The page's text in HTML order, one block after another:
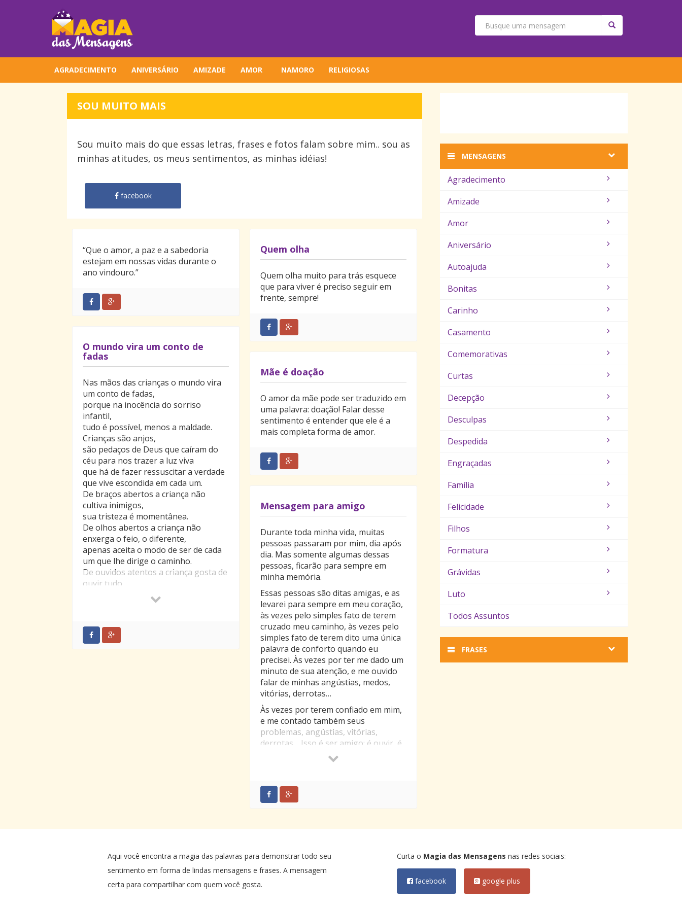
AGRADECIMENTO ANIVERSÁRIO AMIZADE AMOR NAMORO RELIGIOSAS
SOU MUITO MAIS
Sou muito mais do que essas letras, frases e fotos falam sobre mim.. sou as
minhas atitudes, os meus sentimentos, as minhas idéias!
facebook
“Que o amor, a paz e a sabedoria
estejam em nossas vidas durante o
ano vindouro.”
Quem olha
Quem olha muito para trás esquece
que para viver é preciso seguir em
frente, sempre!
O mundo vira um conto de
fadas
Nas mãos das crianças o mundo vira
um conto de fadas,
porque na inocência do sorriso
infantil,
tudo é possível, menos a maldade.
Crianças são anjos,
são pedaços de Deus que caíram do
céu para nos trazer a luz viva
que há de fazer ressuscitar a verdade
que vive escondida em cada um.
De braços abertos a criança não
cultiva inimigos,
sua tristeza é momentânea.
De olhos abertos a criança não
enxerga o feio, o diferente,
apenas aceita o modo de ser de cada
um que lhe dirige o caminho.
De ouvidos atentos a criança gosta de
ouvir tudo
como se os sons se misturassem
formando uma doce vitamina de
vozes que ela pode imitar, se inspirar
para crescer.
festa.
é ter toda a energia do Universo em
Feliz Dia Das Crianças!
Mãe é doação
O amor da mãe pode ser traduzido em
uma palavra: doação! Falar desse
sentimento é entender que ele é a
mais completa forma de amor.
Mensagem para amigo
Durante toda minha vida, muitas
pessoas passaram por mim, dia após
dia. Mas somente algumas dessas
pessoas, ficarão para sempre em
minha memória.
Essas pessoas são ditas amigas, e as
levarei para sempre em meu coração,
às vezes pelo simples fato de terem
cruzado meu caminho, às vezes pelo
simples fato de terem dito uma única
palavra de conforto quando eu
precisei. Às vezes por ter me dado um
minuto de sua atenção, e me ouvido
falar de minhas angústias, medos,
vitórias, derrotas…
Às vezes por terem confiado em mim,
e me contado também seus
problemas, angústias, vitórias,
derrotas… Isso é ser amigo: é ouvir, é
confiar, é amar. E amigos de verdade,
ficam para sempre em nossos
alma, que são indestrutíveis.
À você meu amigo: você é muito
adoro muito. Sua amizade para mim
especial ou mais significativo do que
sua amizade para mim.
MENSAGENS
Agradecimento
Amizade
Amor
Aniversário
Autoajuda
Bonitas
Carinho
Casamento
Comemorativas
Curtas
Decepção
Desculpas
Despedida
Engraçadas
Família
Felicidade
Filhos
Formatura
Grávidas
Luto
Todos Assuntos
FRASES
Aqui você encontra a magia das palavras para demonstrar todo seu
sentimento em forma de lindas mensagens e frases. A mensagem
certa para compartilhar com quem você gosta.
Curta o Magia das Mensagens nas redes sociais:
facebook google plus